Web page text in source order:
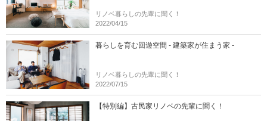
リノベ暮らしの先輩に聞く！
2022/04/15
暮らしを育む回遊空間 - 建築家が住まう家 -
リノベ暮らしの先輩に聞く！
2022/07/15
【特別編】古民家リノベの先輩に聞く！